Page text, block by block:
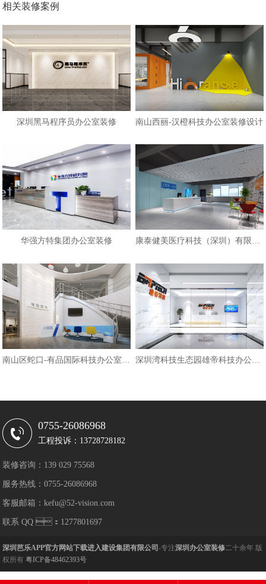
相关装修案例
深圳黑马程序员办公室装修 南山西丽-汉橙科技办公室装修设计
华强方特集团办公室装修 康泰健美医疗科技（深圳）有限公司
南山区蛇口-有品国际科技办公室装修 深圳湾科技生态园雄帝科技办公设计
0755-26086968
工程投诉：13728728182
装修咨询：139 029 75568
服务热线：0755-26086968
客服邮箱：kefu@52-vision.com
联系 QQ ：1277801697
深圳芭乐APP官方网站下载进入建设集团有限公司-专注深圳办公室装修二十余年 版
权所有粤ICP备48462393号